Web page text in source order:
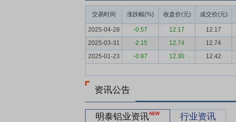
要点9：资质认证与绿色低碳优势
公司拥有
厂。报告期内，绿色低碳产能占比持续提升，
要点10： 拟公开发行20.39亿元可转债拓展主业
费用后拟投资于“铝板带生产线升级改造项目”。
交易时间 涨跌幅(%) 收盘价(元) 成交价(元)
2025-04-28 -0.57 12.17 12.17
2025-03-31
-2.15 12.74 12.74
2025-01-23
-0.97 12.30 12.42
资讯公告
明泰铝业资讯 行业资讯